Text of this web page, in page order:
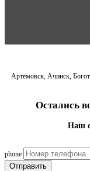
Артёмовск, Ачинск,
Остались
Наш
phone
Отправить